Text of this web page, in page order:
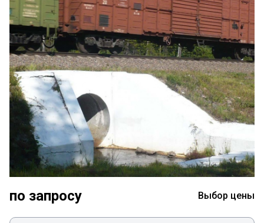
по запросу Выбор цены